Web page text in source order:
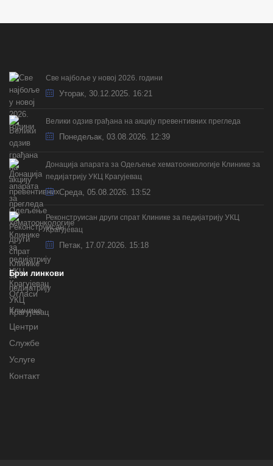
Све најбоље у новој 2026. години
Уторак, 30.12.2025. 16:21
Велики одзив грађана на акцију превентивних прегледа
Понедељак, 03.08.2026. 12:39
Донација апарата за Одељење хематоонкологије Клинике за
педијатрију УКЦ Крагујевац
Cреда, 05.08.2026. 13:52
Реконструисан други спрат Клинике за педијатрију УКЦ
Крагујевац
Петак, 17.07.2026. 15:18
Брзи линкови
Огласи
Клинике
Центри
Службе
Услуге
Контакт